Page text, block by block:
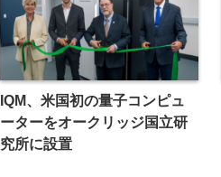
IQM、米国初の量子コンピュ
ーターをオークリッジ国立研
究所に設置